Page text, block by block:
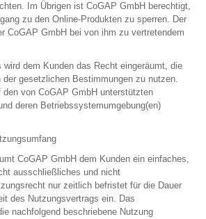
Im Übrigen ist CoGAP GmbH berechtigt,
zu den Online-Produkten zu sperren. Der
CoGAP GmbH bei von ihm zu vertretendem
dem Kunden das Recht eingeräumt, die
der gesetzlichen Bestimmungen zu nutzen.
den von CoGAP GmbH unterstützten
deren Betriebssystemumgebung(en)
CoGAP GmbH dem Kunden ein einfaches,
ausschließliches und nicht
nur zeitlich befristet für die Dauer
des Nutzungsvertrags ein. Das
nachfolgend beschriebene Nutzung